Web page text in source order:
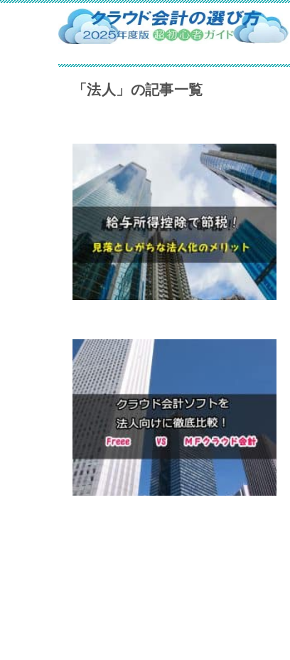
「法人」の記事一覧